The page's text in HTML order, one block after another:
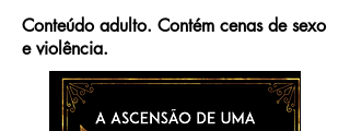
Conteúdo adulto. Contém cenas de sexo
e violência.